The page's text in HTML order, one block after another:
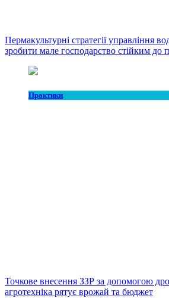
Пермакультурні стратегії управління
зробити мале господарство стійким до
Практики
Точкове внесення ЗЗР за допомогою
агротехніка рятує врожай та бюджет